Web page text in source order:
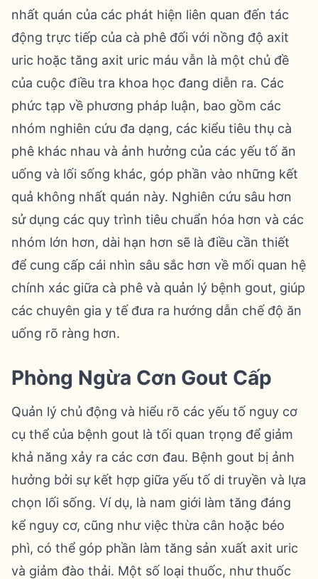
nhất quán của các phát hiện liên quan đến tác
động trực tiếp của cà phê đối với nồng độ axit
uric hoặc tăng axit uric máu vẫn là một chủ đề
của cuộc điều tra khoa học đang diễn ra. Các
phức tạp về phương pháp luận, bao gồm các
nhóm nghiên cứu đa dạng, các kiểu tiêu thụ cà
phê khác nhau và ảnh hưởng của các yếu tố ăn
uống và lối sống khác, góp phần vào những kết
quả không nhất quán này. Nghiên cứu sâu hơn
sử dụng các quy trình tiêu chuẩn hóa hơn và các
nhóm lớn hơn, dài hạn hơn sẽ là điều cần thiết
để cung cấp cái nhìn sâu sắc hơn về mối quan hệ
chính xác giữa cà phê và quản lý bệnh gout, giúp
các chuyên gia y tế đưa ra hướng dẫn chế độ ăn
uống rõ ràng hơn.
Phòng Ngừa Cơn Gout Cấp
Quản lý chủ động và hiểu rõ các yếu tố nguy cơ
cụ thể của bệnh gout là tối quan trọng để giảm
khả năng xảy ra các cơn đau. Bệnh gout bị ảnh
hưởng bởi sự kết hợp giữa yếu tố di truyền và lựa
chọn lối sống. Ví dụ, là nam giới làm tăng đáng
kể nguy cơ, cũng như việc thừa cân hoặc béo
phì, có thể góp phần làm tăng sản xuất axit uric
và giảm đào thải. Một số loại thuốc, như thuốc